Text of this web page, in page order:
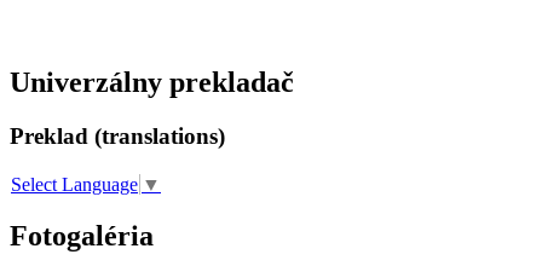
Univerzálny prekladač
Preklad (translations)
Select Language ▼
Fotogaléria